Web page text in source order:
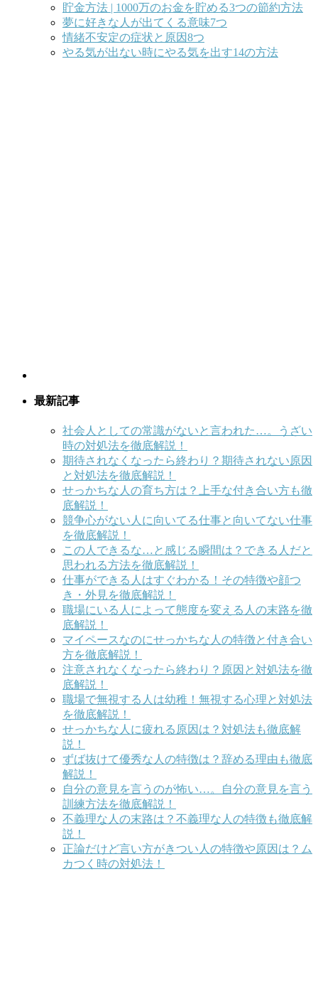
貯金方法 | 1000万のお金を貯める3つの節約方法
夢に好きな人が出てくる意味7つ
情緒不安定の症状と原因8つ
やる気が出ない時にやる気を出す14の方法
最新記事
社会人としての常識がないと言われた…。うざい
時の対処法を徹底解説！
期待されなくなったら終わり？期待されない原因
と対処法を徹底解説！
せっかちな人の育ち方は？上手な付き合い方も徹
底解説！
競争心がない人に向いてる仕事と向いてない仕事
を徹底解説！
この人できるな…と感じる瞬間は？できる人だと
思われる方法を徹底解説！
仕事ができる人はすぐわかる！その特徴や顔つ
き・外見を徹底解説！
職場にいる人によって態度を変える人の末路を徹
底解説！
マイペースなのにせっかちな人の特徴と付き合い
方を徹底解説！
注意されなくなったら終わり？原因と対処法を徹
底解説！
職場で無視する人は幼稚！無視する心理と対処法
を徹底解説！
せっかちな人に疲れる原因は？対処法も徹底解
説！
ずば抜けて優秀な人の特徴は？辞める理由も徹底
解説！
自分の意見を言うのが怖い…。自分の意見を言う
訓練方法を徹底解説！
不義理な人の末路は？不義理な人の特徴も徹底解
説！
正論だけど言い方がきつい人の特徴や原因は？ム
カつく時の対処法！